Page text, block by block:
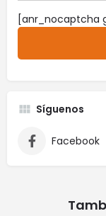
[anr_nocaptcha
Síguenos
Facebook